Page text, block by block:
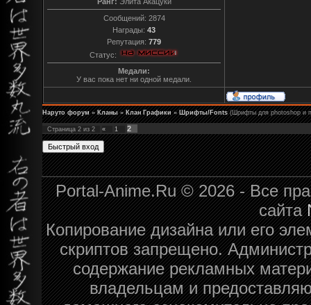
Сообщений: 2874
Награды: 43
Репутация: 779
Статус:
Медали:
У вас пока нет ни одной медали.
Наруто форум » Кланы » Клан Графики » Шрифты/Fonts (Шрифты для photoshop и
Страница 2 из 2 « 1 2
Portal-Anime.Ru © 2026 - Все
сайта
Копирование дизайна или его
скриптов запрещено.
содержание рекламных
владельцам и